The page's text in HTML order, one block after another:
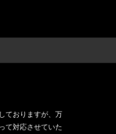
ておりますが、万
て対応させていた